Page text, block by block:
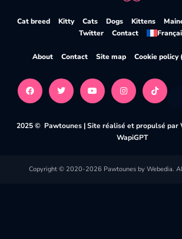
Cat breed Kitty Cats Dogs Kittens
Twitter
Contact
About Contact Site map Cookie policy
2025 © Pawtounes |Site réalisé et propulsé par
WapiGPT
Copyright © 2020-2026 Pawtounes by Webedia.